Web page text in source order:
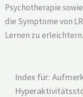
Psychotherapie
die Symptome von
Lernen zu erleichtern.
Index für: